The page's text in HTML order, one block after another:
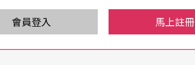
會員登入 馬上註冊